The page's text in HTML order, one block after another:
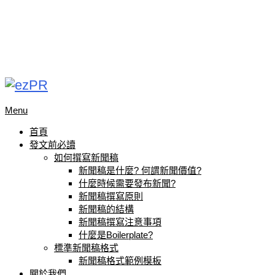
Menu
首頁
發文前必讀
如何撰寫新聞稿
新聞稿是什麼? 何謂新聞價值?
什麼時候需要發布新聞?
新聞稿撰寫原則
新聞稿的結構
新聞稿撰寫注意事項
什麼是Boilerplate?
標準新聞稿格式
新聞稿格式範例模板